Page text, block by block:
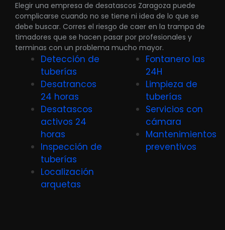
Elegir una empresa de desatascos Zaragoza puede
complicarse cuando no se tiene ni idea de lo que se
debe buscar. Corres el riesgo de caer en la trampa de
timadores que se hacen pasar por profesionales y
terminas con un problema mucho mayor.
Detección de
tuberías
Desatrancos
24 horas
Desatascos
activos 24
horas
Inspección de
tuberías
Localización
arquetas
Fontanero las
24H
Limpieza de
tuberías
Servicios con
cámara
Mantenimientos
preventivos